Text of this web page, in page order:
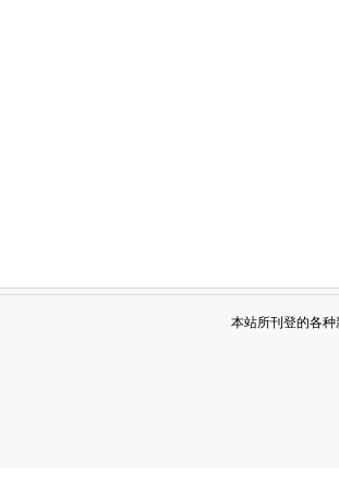
本站所刊登的各